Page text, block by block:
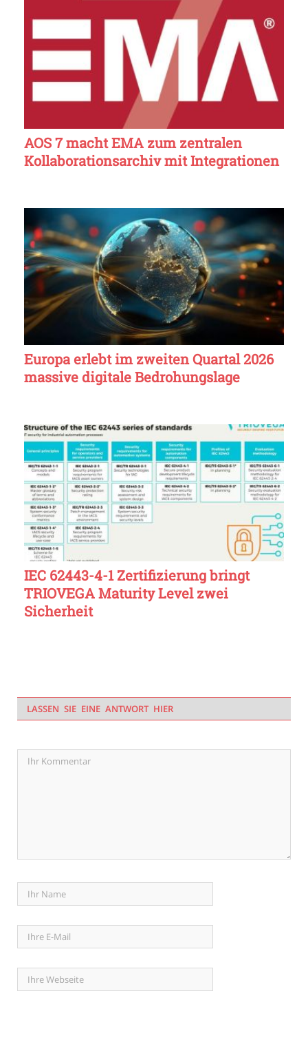
AOS 7 macht EMA zum zentralen
Kollaborationsarchiv mit Integrationen
Europa erlebt im zweiten Quartal 2026
massive digitale Bedrohungslage
IEC 62443-4-1 Zertifizierung bringt
TRIOVEGA Maturity Level zwei
Sicherheit
LASSEN SIE EINE ANTWORT HIER